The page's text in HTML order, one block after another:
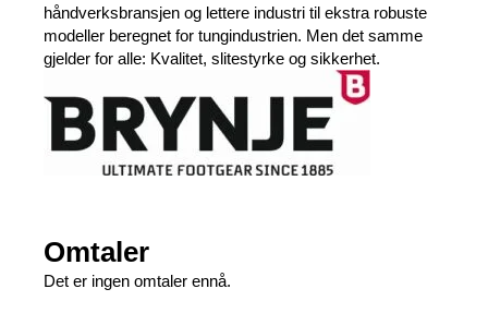
håndverksbransjen og lettere industri til ekstra robuste
modeller beregnet for tungindustrien. Men det samme
gjelder for alle: Kvalitet, slitestyrke og sikkerhet.
Omtaler
Det er ingen omtaler ennå.